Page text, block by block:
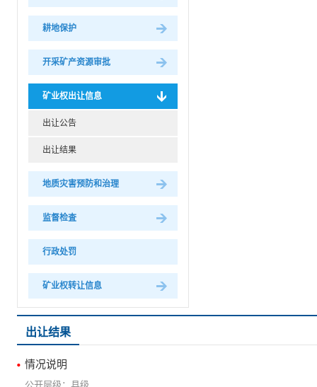
耕地保护
开采矿产资源审批
矿业权出让信息
出让公告
出让结果
地质灾害预防和治理
监督检査
行政处罚
矿业权转让信息
出让结果
情况说明